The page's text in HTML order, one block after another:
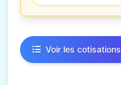
Voir les cotisations